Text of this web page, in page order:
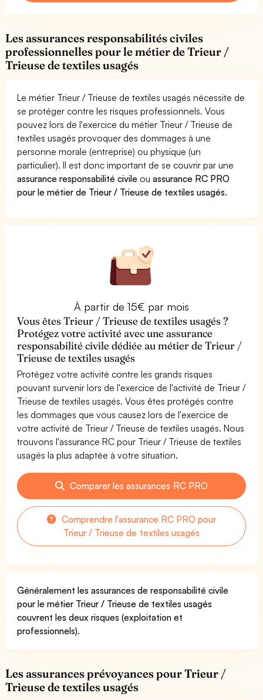
Les assurances responsabilités civiles
professionnelles pour le métier de Trieur /
Trieuse de textiles usagés
Le métier Trieur / Trieuse de textiles usagés nécessite de
se protéger contre les risques professionnels. Vous
pouvez lors de l'exercice du métier Trieur / Trieuse de
textiles usagés provoquer des dommages à une
personne morale (entreprise) ou physique (un
particulier). Il est donc important de se couvrir par une
assurance responsabilité civile ouassurance RC PRO
pour le métier de Trieur / Trieuse de textiles usagés.
À partir de 15€ par mois
Vous êtes Trieur / Trieuse de textiles usagés ?
Protégez votre activité avec une assurance
responsabilité civile dédiée au métier de Trieur /
Trieuse de textiles usagés
Protégez votre activité contre les grands risques
pouvant survenir lors de l'exercice de l'activité de Trieur /
Trieuse de textiles usagés. Vous êtes protégés contre
les dommages que vous causez lors de l'exercice de
votre activité de Trieur / Trieuse de textiles usagés. Nous
trouvons l'assurance RC pour Trieur / Trieuse de textiles
usagés la plus adaptée à votre situation.
Comparer les assurances RC PRO
Comprendre l'assurance RC PRO pour
Trieur / Trieuse de textiles usagés
Généralement les assurances de responsabilité civile
pour le métier Trieur / Trieuse de textiles usagés
couvrent les deux risques (exploitation et
professionnels).
Les assurances prévoyances pour Trieur /
Trieuse de textiles usagés